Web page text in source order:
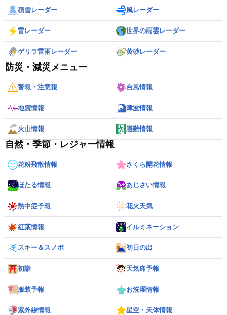
積雪レーダー 風レーダー
雷レーダー 世界の雨雲レーダー
ゲリラ雷雨レーダー 黄砂レーダー
防災・減災メニュー
警報・注意報 台風情報
地震情報 津波情報
火山情報 避難情報
自然・季節・レジャー情報
花粉飛散情報 さくら開花情報
ほたる情報 あじさい情報
熱中症予報 花火天気
紅葉情報 イルミネーション
スキー＆スノボ 初日の出
初詣 天気痛予報
服装予報 お洗濯情報
紫外線情報 星空・天体情報